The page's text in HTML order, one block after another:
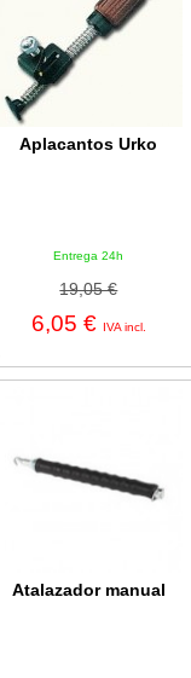
Aplacantos Urko
Entrega 24h
19,05 €
6,05 € IVA incl.
Atalazador manual